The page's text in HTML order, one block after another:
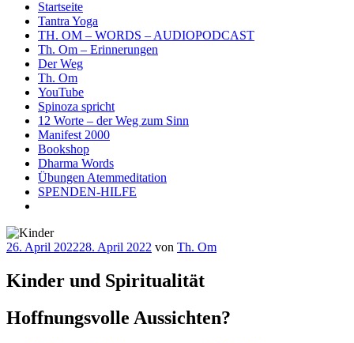
Startseite
Tantra Yoga
TH. OM – WORDS – AUDIOPODCAST
Th. Om – Erinnerungen
Der Weg
Th. Om
YouTube
Spinoza spricht
12 Worte – der Weg zum Sinn
Manifest 2000
Bookshop
Dharma Words
Übungen Atemmeditation
SPENDEN-HILFE
Veröffentlicht
26. April 202228. April 2022 von Th. Om
Kinder und Spiritualität
Hoffnungsvolle Aussichten?